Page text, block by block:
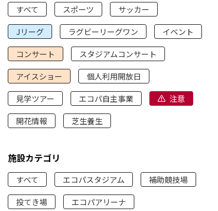
すべて スポーツ
サッカー
Jリーグ
ラグビーリーグワン
イベント
コンサート
スタジアムコンサート
アイスショー
個人利用開放日
見学ツアー
エコパ自主事業
注意
開花情報
芝生養生
施設カテゴリ
すべて エコパスタジアム
補助競技場
投てき場
エコパアリーナ